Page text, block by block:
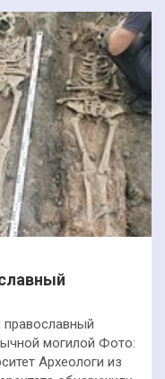
могилой Фото:
Археологи из